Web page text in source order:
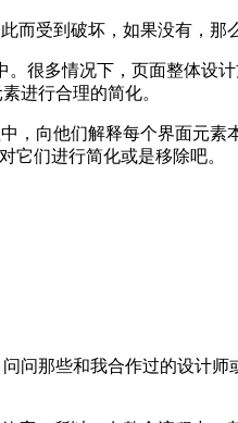
而受到破坏，如果没有，那
很多情况下，页面整体设
进行合理的简化。
向他们解释每个界面元素
它们进行简化或是移除吧。
问那些和我合作过的设计